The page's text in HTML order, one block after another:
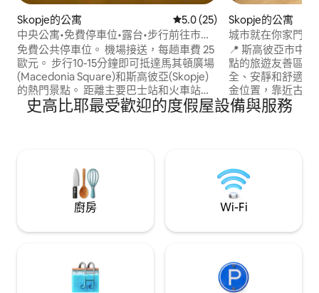
Skopje的公寓 從 25 則評價中獲得 5.0 的平
5.0 (25)
中央公寓•免費停車位•露台•步行前往市中
心
免費公共停車位。 機場接送，每趟車費 25
歐元。 步行10-15分鐘即可抵達馬其頓廣場
(Macedonia Square)和斯高彼亞(Skopje)
的熱門景點。 距離主要巴士站和火車站
900 公尺。 明亮且現代化的公寓，非常適
合探索這座城市。 在內部，您會發現： 迎
和電動百葉窗 非常適合情侶、小家庭、數
位遊民和商務差旅人士
Skopje的公寓
城市就在你家門口
廣場
📍 斯高彼亞市中
點的旅遊友善區
全、安靜和舒適的
金位置，靠近古巴
步行前往任何地
咖啡館、博物館和
史高比耶最受歡迎的度假屋設備與服務
廚房 Wi-Fi